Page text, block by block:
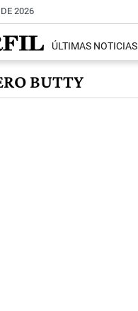
2026
ÚLTIMAS NOTICIAS
BUTTY